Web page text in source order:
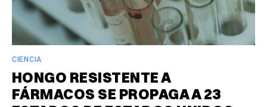
CIENCIA
HONGO RESISTENTE A
FÁRMACOS SE PROPAGA A 23